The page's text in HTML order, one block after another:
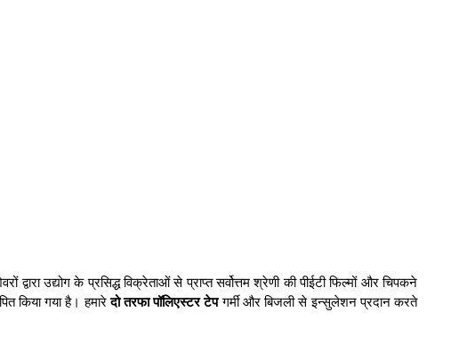
उद्योग के प्रसिद्ध विक्रेताओं से प्राप्त सर्वोत्तम श्रेणी की पीईटी फिल्मों और चिपकने
किया गया है। हमारेदो तरफा पॉलिएस्टर टेपगर्मी और बिजली से इन्सुलेशन प्रदान करते